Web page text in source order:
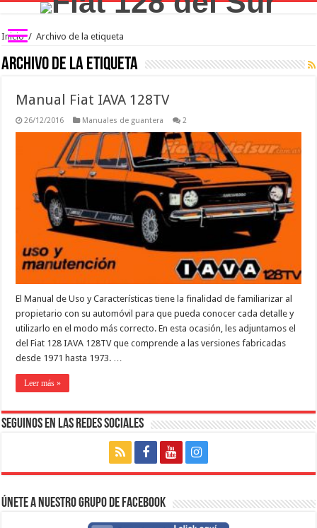
Inicio / Archivo de la etiqueta
Archivo de la etiqueta
Manual Fiat IAVA 128TV
26/12/2016 Manuales de guantera 2
El Manual de Uso y Características tiene la finalidad de familiarizar al
propietario con su automóvil para que pueda conocer cada detalle y
utilizarlo en el modo más correcto. En esta ocasión, les adjuntamos el
del Fiat 128 IAVA 128TV que comprende a las versiones fabricadas
desde 1971 hasta 1973. …
Leer más »
Seguinos en las Redes Sociales
Únete a nuestro Grupo de Facebook